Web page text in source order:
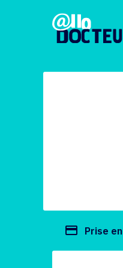
payment Prise